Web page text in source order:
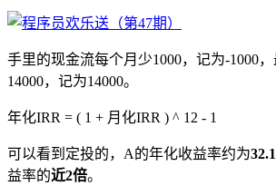
手里的现金流每个月少1000，记为-1000
14000，记为14000。
年化IRR = ( 1 + 月化IRR ) ^ 12 - 1
可以看到定投的，A的年化收益率约为
益率的近2倍。